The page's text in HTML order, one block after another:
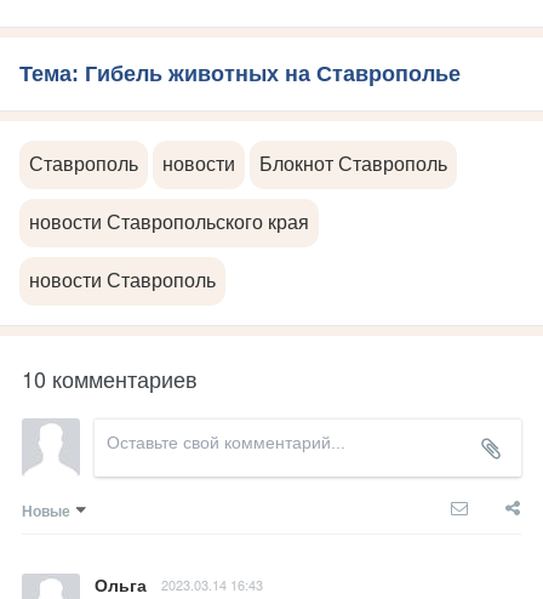
Тема: Гибель животных на Ставрополье
Ставрополь новости Блокнот Ставрополь
новости Ставропольского края
новости Ставрополь
10 комментариев
Новые
Ольга 2023.03.14 16:43